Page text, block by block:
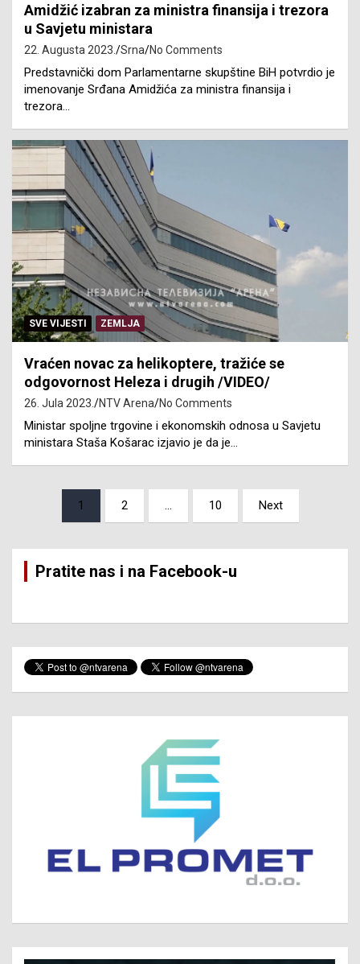
Amidžić izabran za ministra finansija i trezora
u Savjetu ministara
22. Augusta 2023. Srna No Comments
Predstavnički dom Parlamentarne skupštine BiH potvrdio je
imenovanje Srđana Amidžića za ministra finansija i
trezora…
SVE VIJESTI ZEMLJA
Vraćen novac za helikoptere, tražiće se
odgovornost Heleza i drugih /VIDEO/
26. Jula 2023. NTV Arena No Comments
Ministar spoljne trgovine i ekonomskih odnosa u Savjetu
ministara Staša Košarac izjavio je da je…
pagination
1 2 … 10 Next
Pratite nas i na Facebook-u